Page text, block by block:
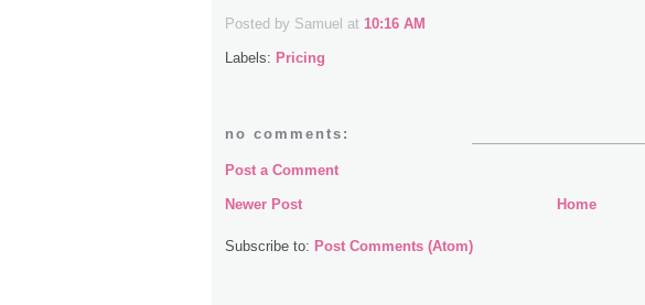
Posted by Samuel at 10:16 AM
Labels: Pricing
no comments:
Post a Comment
Newer Post Home
Subscribe to: Post Comments (Atom)